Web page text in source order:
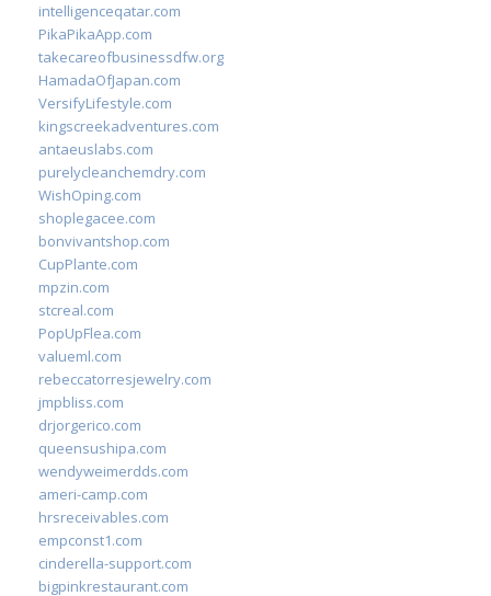
intelligenceqatar.com
PikaPikaApp.com
takecareofbusinessdfw.org
HamadaOfJapan.com
VersifyLifestyle.com
kingscreekadventures.com
antaeuslabs.com
purelycleanchemdry.com
WishOping.com
shoplegacee.com
bonvivantshop.com
CupPlante.com
mpzin.com
stcreal.com
PopUpFlea.com
valueml.com
rebeccatorresjewelry.com
jmpbliss.com
drjorgerico.com
queensushipa.com
wendyweimerdds.com
ameri-camp.com
hrsreceivables.com
empconst1.com
cinderella-support.com
bigpinkrestaurant.com